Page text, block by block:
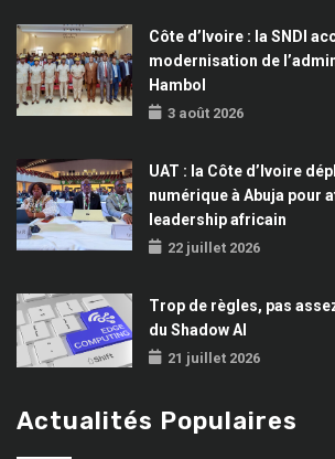
Côte d’Ivoire : la SNDI
modernisation de
Hambol
3 août 2026
UAT : la Côte d’Ivoire
numérique à Abuja pour
leadership africain
22 juillet 2026
Trop de règles, pas
du Shadow AI
21 juillet 2026
Actualités Populaires